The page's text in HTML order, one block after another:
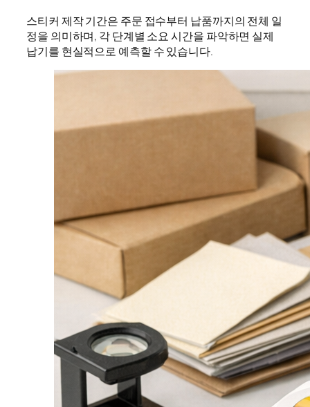
스티커 제작 기간은 주문 접수부터 납품까지의 전체 일
정을 의미하며, 각 단계별 소요 시간을 파악하면 실제
납기를 현실적으로 예측할 수 있습니다.